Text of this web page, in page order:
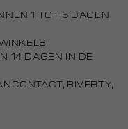
1 TOT 5 DAGEN
14 DAGEN IN DE
RIVERTY,